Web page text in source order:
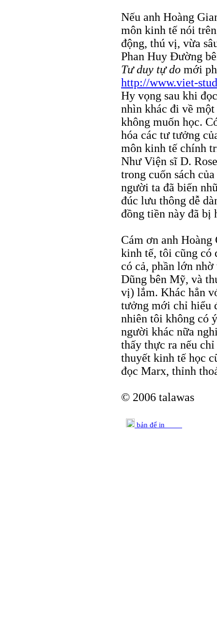
Nếu anh Hoàng
môn kinh tế nói
động, thú vị, vừa
Phan Huy Đường
Tư duy tự do mới
http://www.viet-
Hy vọng sau khi
nhìn khác đi về
không muốn học.
hóa các tư tưởng
môn kinh tế chính
Như Viện sĩ D.
trong cuốn sách
người ta đã biến
đúc lưu thông dễ
đồng tiền này đã bị
Cám ơn anh
kinh tế, tôi cũng có
có cả, phần lớn
Dũng bên Mỹ, và
vị) lắm. Khác hẳn
tưởng mới chỉ hiểu
nhiên tôi không có
người khác nữa
thấy thực ra nếu
thuyết kinh tế học
đọc Marx, thỉnh
© 2006 talawas
bản để in